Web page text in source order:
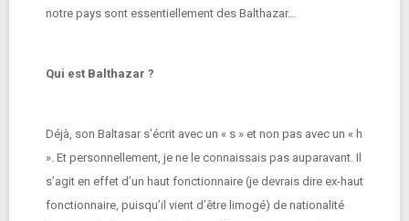
notre pays sont essentiellement des Balthazar…
Qui est Balthazar ?
Déjà, son Baltasar s’écrit avec un « s » et non pas avec un « h
». Et personnellement, je ne le connaissais pas auparavant. Il
s’agit en effet d’un haut fonctionnaire (je devrais dire ex-haut
fonctionnaire, puisqu’il vient d’être limogé) de nationalité